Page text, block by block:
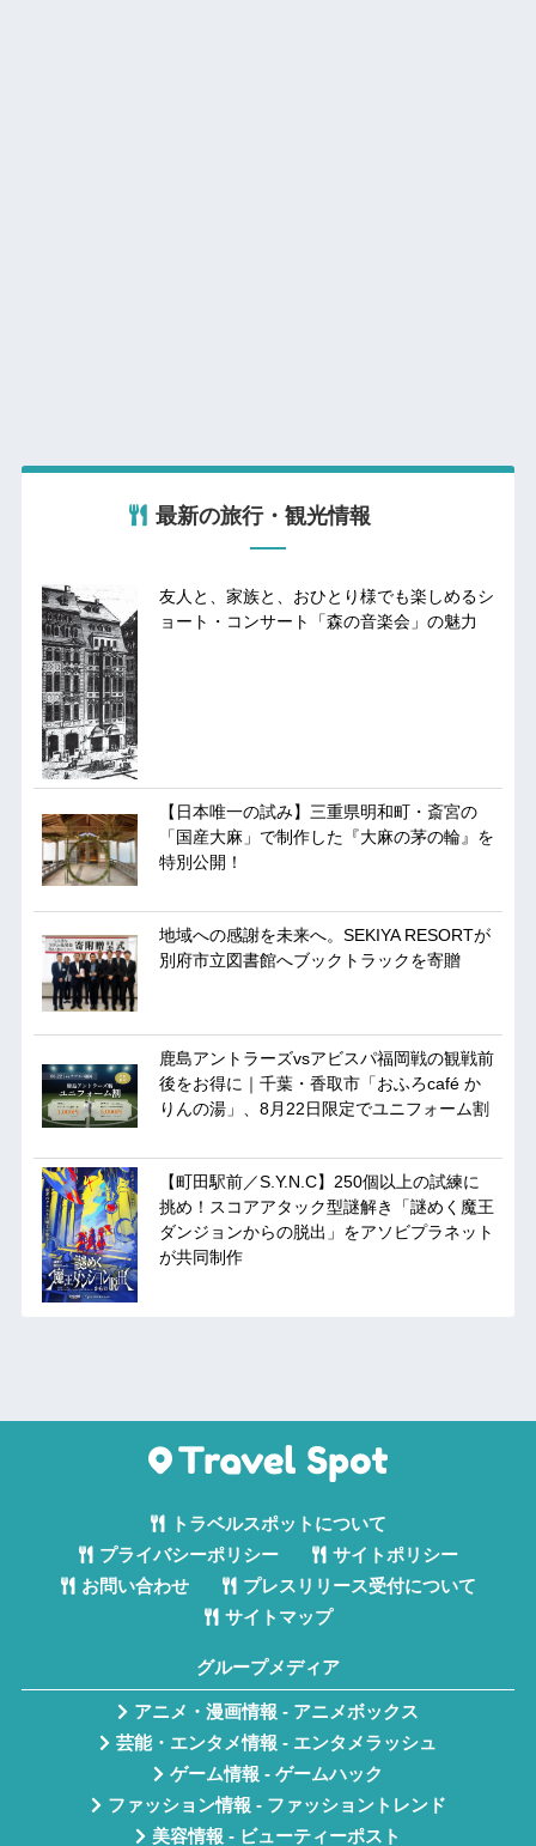
最新の旅行・観光情報
友人と、家族と、おひとり様でも楽しめるシ
ョート・コンサート「森の音楽会」の魅力
【日本唯一の試み】三重県明和町・斎宮の
「国産大麻」で制作した『大麻の茅の輪』を
特別公開！
地域への感謝を未来へ。SEKIYA RESORTが
別府市立図書館へブックトラックを寄贈
鹿島アントラーズvsアビスパ福岡戦の観戦前
後をお得に｜千葉・香取市「おふろcafé か
りんの湯」、8月22日限定でユニフォーム割
【町田駅前／S.Y.N.C】250個以上の試練に
挑め！スコアアタック型謎解き「謎めく魔王
ダンジョンからの脱出」をアソビプラネット
が共同制作
トラベルスポットについて
プライバシーポリシー
サイトポリシー
お問い合わせ
プレスリリース受付について
サイトマップ
グループメディア
アニメ・漫画情報 - アニメボックス
芸能・エンタメ情報 - エンタメラッシュ
ゲーム情報 - ゲームハック
ファッション情報 - ファッショントレンド
美容情報 - ビューティーポスト